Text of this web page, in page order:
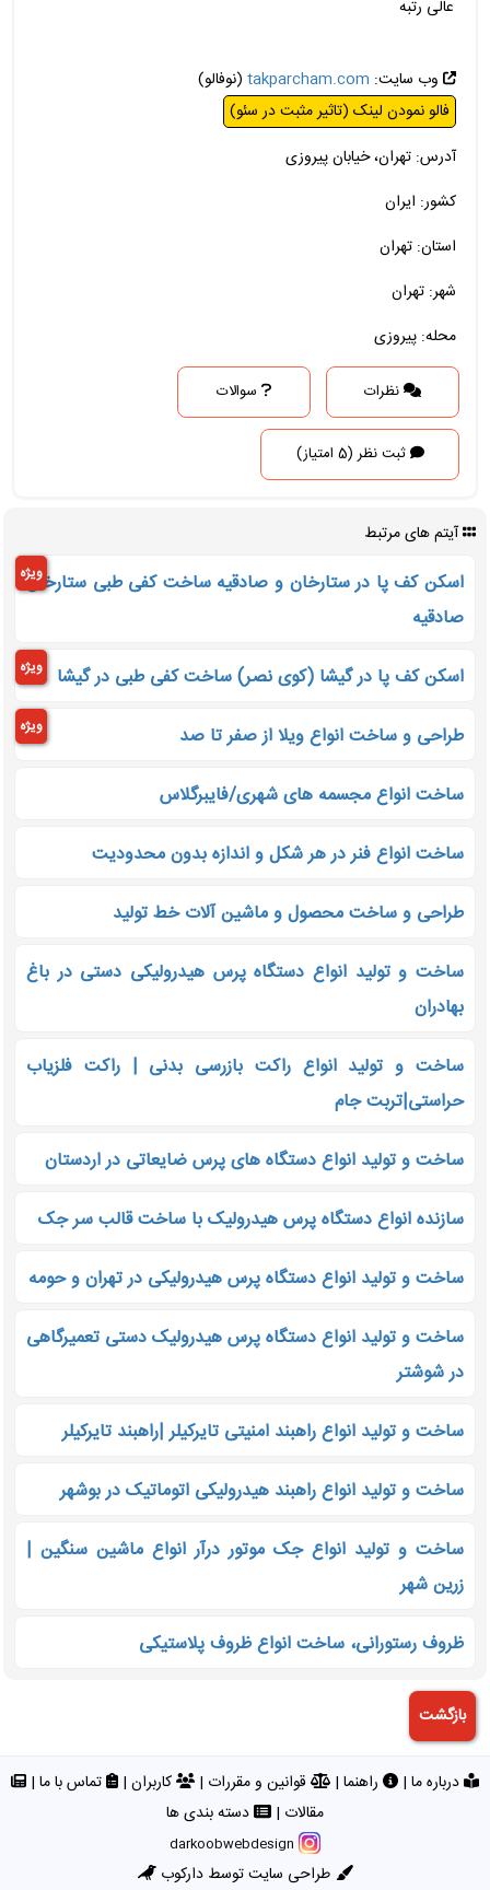
عالی رتبه
وب سایت: takparcham.com (نوفالو)
فالو نمودن لینک (تاثیر مثبت در سئو)
آدرس: تهران، خیابان پیروزی
کشور: ایران
استان: تهران
شهر: تهران
محله: پیروزی
نظرات سوالات
ثبت نظر (5 امتیاز)
آیتم های مرتبط
اسکن کف پا در ستارخان و صادقیه ساخت کفی طبی ستارخان
صادقیه
ویژه
اسکن کف پا در گیشا (کوی نصر) ساخت کفی طبی در گیشا ویژه
طراحی و ساخت انواع ویلا از صفر تا صد ویژه
ساخت انواع مجسمه های شهری/فایبرگلاس
ساخت انواع فنر در هر شکل و اندازه بدون محدودیت
طراحی و ساخت محصول و ماشین آلات خط تولید
ساخت و تولید انواع دستگاه پرس هیدرولیکی دستی در باغ
بهادران
ساخت و تولید انواع راکت بازرسی بدنی | راکت فلزیاب
حراستی|تربت جام
ساخت و تولید انواع دستگاه های پرس ضایعاتی در اردستان
سازنده انواع دستگاه پرس هیدرولیک با ساخت قالب سر جک
ساخت و تولید انواع دستگاه پرس هیدرولیکی در تهران و حومه
ساخت و تولید انواع دستگاه پرس هیدرولیک دستی تعمیرگاهی
در شوشتر
ساخت و تولید انواع راهبند امنیتی تایرکیلر |راهبند تایرکیلر
ساخت و تولید انواع راهبند هیدرولیکی اتوماتیک در بوشهر
ساخت و تولید انواع جک موتور درآر انواع ماشین سنگین |
زرین شهر
ظروف رستورانی، ساخت انواع ظروف پلاستیکی
درباره ما | راهنما | قوانین و مقررات | کاربران | تماس با ما|
مقالات | دسته بندی ها
darkoobwebdesign
طراحی سایت توسط دارکوب